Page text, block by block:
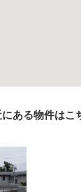
ある物件はこ